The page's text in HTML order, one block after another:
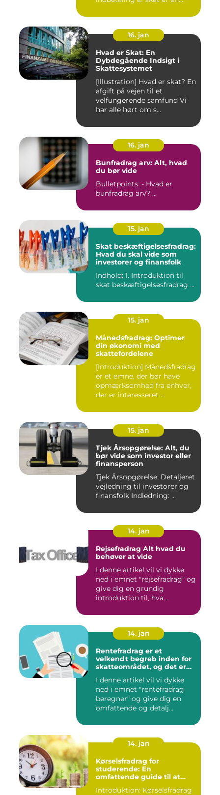
16. jan
Hvad er Skat: En
Dybdegående Indsigt i
Skattesystemet
[Illustration] Hvad er skat? En
afgift på vejen til et
velfungerende samfund Vi
har alle hørt om s...
16. jan
Bunfradrag arv: Alt, hvad
du bør vide
Bulletpoints: - Hvad er
bunfradrag arv? ...
15. jan
Skat beskæftigelsesfradrag:
Hvad du skal vide som
investorer og finansfolk
Indhold: 1. Introduktion til
skat beskæftigelsesfradrag ...
15. jan
Månedsfradrag: Optimer
din økonomi med
skattefordelene
[Introduktion] Månedsfradrag
er et emne, der bør have
opmærksomhed fra enhver,
der er interesseret ...
15. jan
Tjek Årsopgørelse: Alt, du
bør vide som investor eller
finansperson
Tjek Årsopgørelse: Detaljeret
vejledning til investorer og
finansfolk Indledning: ...
14. jan
Rejsefradrag Alt hvad du
behøver at vide
I denne artikel vil vi dykke
ned i emnet "rejsefradrag" og
give dig en grundig
introduktion til, hva...
14. jan
Rentefradrag er et
velkendt begreb inden for
skatteområdet, og det er
borgere er interesserede i
at få en bedre forståelse for
I denne artikel vil vi dykke
ned i emnet "rentefradrag
beregner" og give dig en
omfattende og detalj...
14. jan
Kørselsfradrag for
studerende: En
omfattende guide til at
Introduktion: Kørselsfradrag